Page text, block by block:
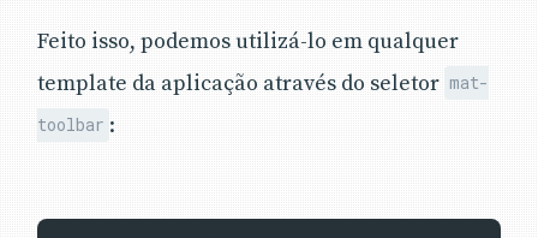
Feito isso, podemos utilizá-lo em qualquer
template da aplicação através do seletor mat-
toolbar :